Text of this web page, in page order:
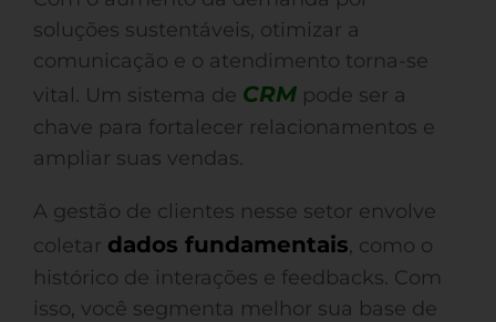
soluções sustentáveis, otimizar a
comunicação e o atendimento torna-se
vital. Um sistema de CRM pode ser a
chave para fortalecer relacionamentos e
ampliar suas vendas.
A gestão de clientes nesse setor envolve
coletar dados fundamentais, como o
histórico de interações e feedbacks. Com
isso, você segmenta melhor sua base de